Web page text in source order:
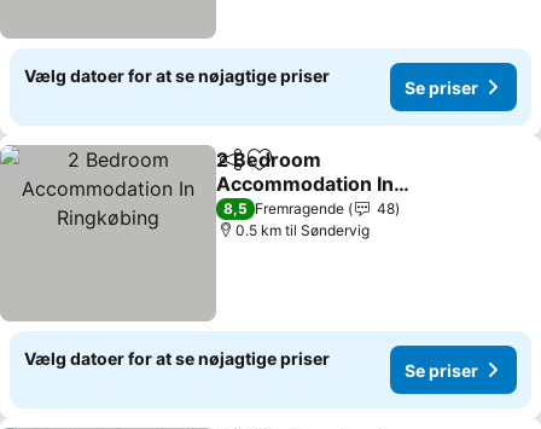
Vælg datoer for at se nøjagtige priser
Se priser
Del Føj til favoritter
2 Bedroom
Accommodation In
Ringkøbing
Se priser
8,5 Fremragende
48
0.5 km til Søndervig
Vælg datoer for at se nøjagtige priser
Se priser